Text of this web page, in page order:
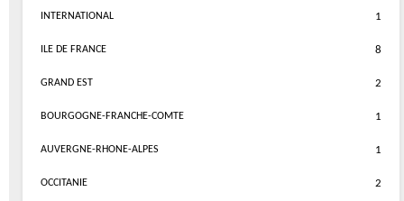
INTERNATIONAL 1
ILE DE FRANCE 8
GRAND EST 2
BOURGOGNE-FRANCHE-COMTE 1
AUVERGNE-RHONE-ALPES 1
OCCITANIE 2